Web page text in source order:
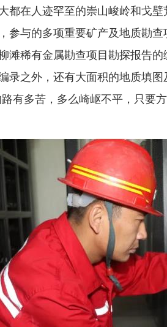
都在人迹罕至的崇山峻岭和戈
参与的多项重要矿产及地质勘查
滩稀有金属勘查项目勘探报告
录之外，还有大面积的地质填
有多苦，多么崎岖不平，只要